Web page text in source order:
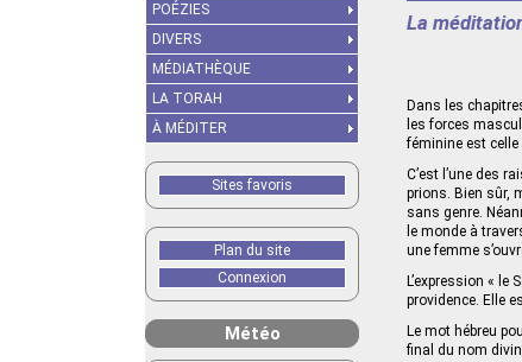
La
Dans les
les forces
féminine est celle
C’est l’une des
prions. Bien sûr,
sans genre.
le monde à
une femme
L’expression «
providence. Elle
Le mot hébreu
final du nom
POÉZIES
DIVERS
MÉDIATHÈQUE
LA TORAH
À MÉDITER
Sites favoris
Plan du site
Connexion
Météo